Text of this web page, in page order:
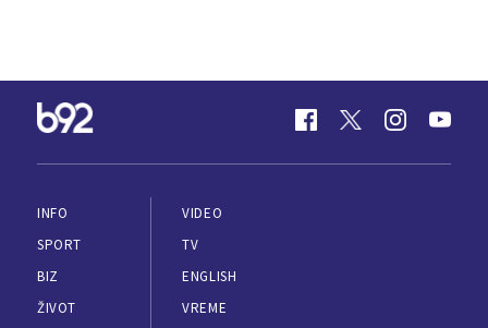
INFO
SPORT
BIZ
ŽIVOT
VIDEO
TV
ENGLISH
VREME